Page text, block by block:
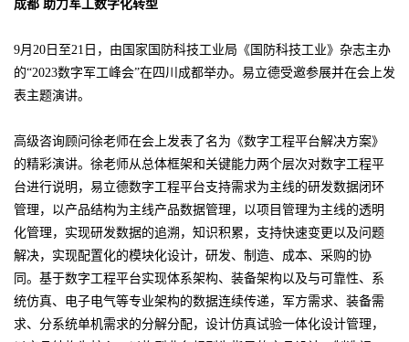
成都 助力军工数字化转型
9月20日至21日，由国家国防科技工业局《国防科技工业》杂志主办
的“2023数字军工峰会”在四川成都举办。易立德受邀参展并在会上发
表主题演讲。
高级咨询顾问徐老师在会上发表了名为《数字工程平台解决方案》
的精彩演讲。徐老师从总体框架和关键能力两个层次对数字工程平
台进行说明，易立德数字工程平台支持需求为主线的研发数据闭环
管理，以产品结构为主线产品数据管理，以项目管理为主线的透明
化管理，实现研发数据的追溯，知识积累，支持快速变更以及问题
解决，实现配置化的模块化设计，研发、制造、成本、采购的协
同。基于数字工程平台实现体系架构、装备架构以及与可靠性、系
统仿真、电子电气等专业架构的数据连续传递，军方需求、装备需
求、分系统单机需求的分解分配，设计仿真试验一体化设计管理，